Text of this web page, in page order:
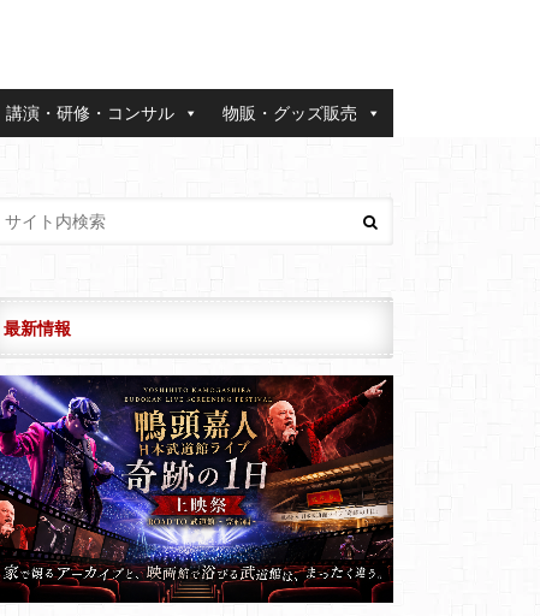
講演・研修・コンサル 物販・グッズ販売
最新情報